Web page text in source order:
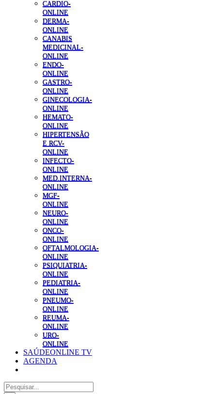
CARDIO-
ONLINE
DERMA-
ONLINE
CANABIS
MEDICINAL-
ONLINE
ENDO-
ONLINE
GASTRO-
ONLINE
GINECOLOGIA-
ONLINE
HEMATO-
ONLINE
HIPERTENSÃO
E RCV-
ONLINE
INFECTO-
ONLINE
MED.INTERNA-
ONLINE
MGF-
ONLINE
NEURO-
ONLINE
ONCO-
ONLINE
OFTALMOLOGIA-
ONLINE
PSIQUIATRIA-
ONLINE
PEDIATRIA-
ONLINE
PNEUMO-
ONLINE
REUMA-
ONLINE
URO-
ONLINE
SAÚDEONLINE TV
AGENDA
Pesquisar